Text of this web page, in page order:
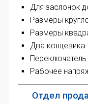
Для заслонок
Размеры
Размеры
Два концевика
Рабочее
Отдел